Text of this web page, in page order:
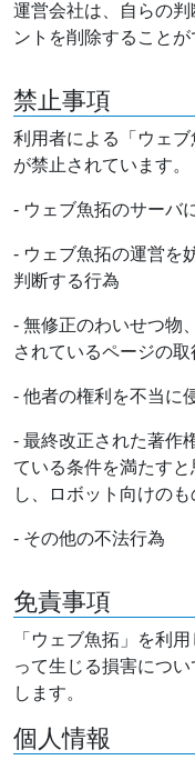
運営会社は、自らの
ントを削除することが
禁止事項
利用者による「ウェ
が禁止されています。
- ウェブ魚拓のサーバ
- ウェブ魚拓の運営を
判断する行為
- 無修正のわいせつ物
されているページの取
- 他者の権利を不当に
- 最終改正された著作
ている条件を満たす
し、ロボット向けの
- その他の不法行為
免責事項
「ウェブ魚拓」を利
って生じる損害につ
します。
個人情報